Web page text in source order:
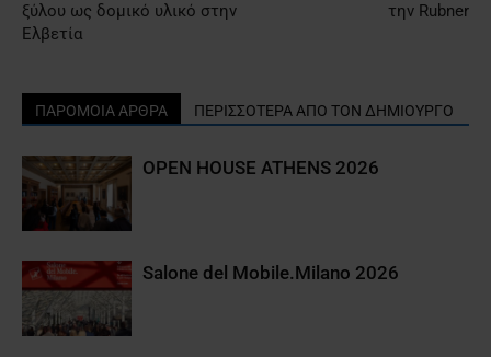
ξύλου ως δομικό υλικό στην
Ελβετία
την Rubner
ΠΑΡΟΜΟΙΑ ΑΡΘΡΑ ΠΕΡΙΣΣΟΤΕΡΑ ΑΠΟ ΤΟΝ ΔΗΜΙΟΥΡΓΟ
OPEN HOUSE ATHENS 2026
Salone del Mobile.Milano 2026